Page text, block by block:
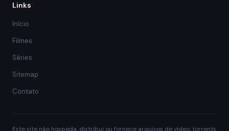
Links
Início
Filmes
Séries
Sitemap
Contato
Este site não hospeda, distribui ou fornece arquivos de vídeo, torrents